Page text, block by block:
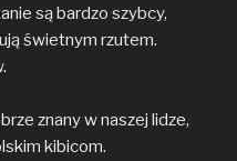
są bardzo szybcy,
świetnym rzutem.
znany w naszej lidze,
kibicom.